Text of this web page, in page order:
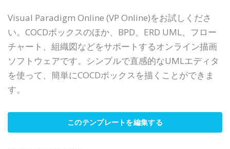
Visual Paradigm Online (VP Online)をお試しくださ
い。COCDボックスのほか、BPD、ERD UML、フロー
チャート、組織図などをサポートするオンライン描画
ソフトウェアです。シンプルで直感的なUMLエディタ
を使って、簡単にCOCDボックスを描くことができま
す。
このテンプレートを編集する